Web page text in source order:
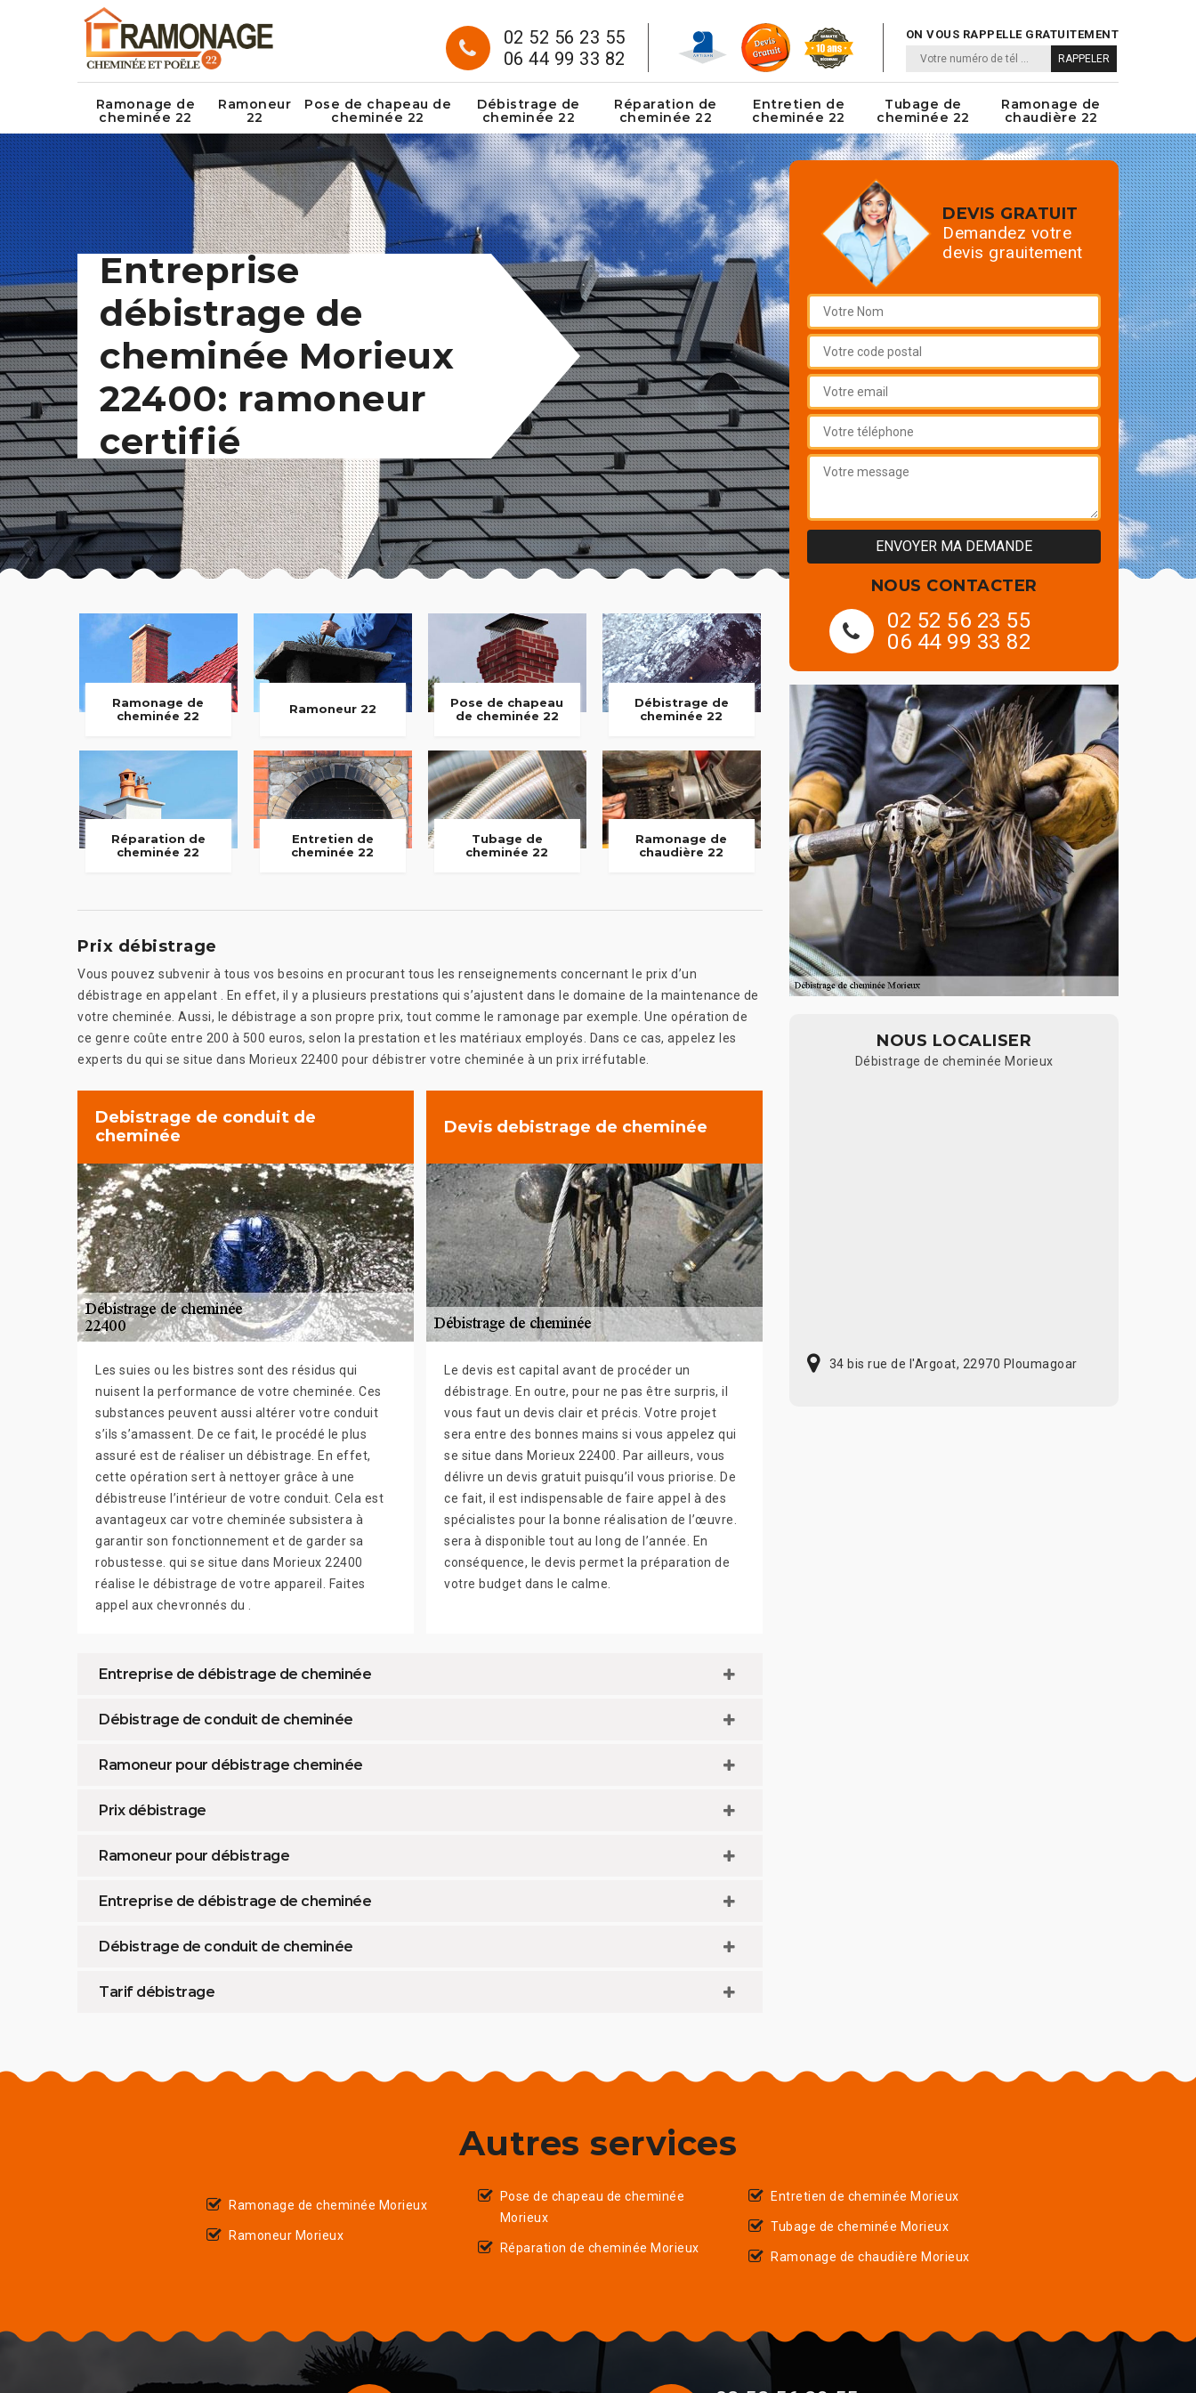
02 52 56 23 55
06 44 99 33 82
ON VOUS RAPPELLE GRATUITEMENT
Ramonage de
cheminée 22
Ramoneur
22
Pose de chapeau de
cheminée 22
Débistrage de
cheminée 22
Réparation de
cheminée 22
Entretien de
cheminée 22
Tubage de
cheminée 22
Ramonage de
chaudière 22
Entreprise
débistrage de
cheminée Morieux
22400: ramoneur
certifié
Ramonage de
cheminée 22
Ramoneur 22
Pose de chapeau
de cheminée 22
Débistrage de
cheminée 22
Réparation de
cheminée 22
Entretien de
cheminée 22
Tubage de
cheminée 22
Ramonage de
chaudière 22
Prix débistrage
Vous pouvez subvenir à tous vos besoins en procurant tous les renseignements concernant le prix d’un
débistrage en appelant . En effet, il y a plusieurs prestations qui s’ajustent dans le domaine de la maintenance de
votre cheminée. Aussi, le débistrage a son propre prix, tout comme le ramonage par exemple. Une opération de
ce genre coûte entre 200 à 500 euros, selon la prestation et les matériaux employés. Dans ce cas, appelez les
experts du qui se situe dans Morieux 22400 pour débistrer votre cheminée à un prix irréfutable.
Debistrage de conduit de
cheminée
Les suies ou les bistres sont des résidus qui
nuisent la performance de votre cheminée. Ces
substances peuvent aussi altérer votre conduit
s’ils s’amassent. De ce fait, le procédé le plus
assuré est de réaliser un débistrage. En effet,
cette opération sert à nettoyer grâce à une
débistreuse l’intérieur de votre conduit. Cela est
avantageux car votre cheminée subsistera à
garantir son fonctionnement et de garder sa
robustesse. qui se situe dans Morieux 22400
réalise le débistrage de votre appareil. Faites
appel aux chevronnés du .
Devis debistrage de cheminée
Le devis est capital avant de procéder un
débistrage. En outre, pour ne pas être surpris, il
vous faut un devis clair et précis. Votre projet
sera entre des bonnes mains si vous appelez qui
se situe dans Morieux 22400. Par ailleurs, vous
délivre un devis gratuit puisqu’il vous priorise. De
ce fait, il est indispensable de faire appel à des
spécialistes pour la bonne réalisation de l’œuvre.
sera à disponible tout au long de l’année. En
conséquence, le devis permet la préparation de
votre budget dans le calme.
Entreprise de débistrage de cheminée
Débistrage de conduit de cheminée
Ramoneur pour débistrage cheminée
Prix débistrage
Ramoneur pour débistrage
Entreprise de débistrage de cheminée
Débistrage de conduit de cheminée
Tarif débistrage
DEVIS GRATUIT
Demandez votre
devis grauitement
NOUS CONTACTER
02 52 56 23 55
06 44 99 33 82
NOUS LOCALISER
Débistrage de cheminée Morieux
34 bis rue de l'Argoat, 22970 Ploumagoar
Autres services
Ramonage de cheminée Morieux
Ramoneur Morieux
Pose de chapeau de cheminée
Morieux
Réparation de cheminée Morieux
Entretien de cheminée Morieux
Tubage de cheminée Morieux
Ramonage de chaudière Morieux